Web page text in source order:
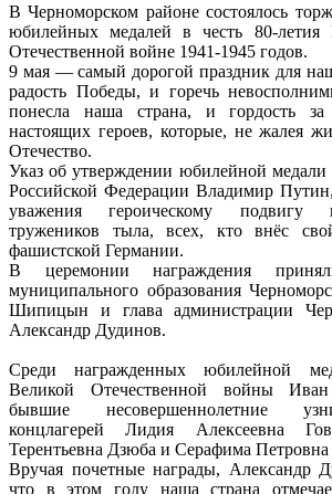
В Черноморском районе состоялось
юбилейных медалей в честь 80-
Отечественной войне 1941-1945 годов.
9 мая — самый дорогой праздник для
радость Победы, и горечь
понесла наша страна, и гордость за
настоящих героев, которые, не жалея
Отечество.
Указ об утверждении юбилейной медали
Российской Федерации Владимир Путин,
уважения героическому подвигу
тружеников тыла, всех, кто внёс
фашистской Германии.
В церемонии награждения
муниципального образования
Шипицын и глава администрации
Александр Дудинов.
Среди награжденных юбилейной
Великой Отечественной войны
бывшие несовершеннолетние
концлагерей Лидия Алексеевна
Терентьевна Дзюба и Серафима Петровна
Вручая почетные награды, Александр
что в этом году наша страна